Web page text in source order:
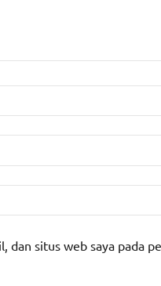
dan situs web saya pada